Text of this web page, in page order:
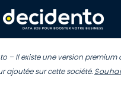
– Il existe une version premium
ajoutée sur cette société.